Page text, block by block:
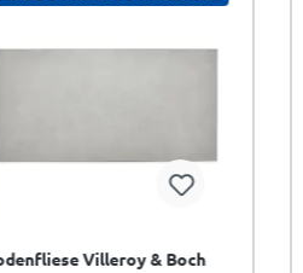
Villeroy & Boch